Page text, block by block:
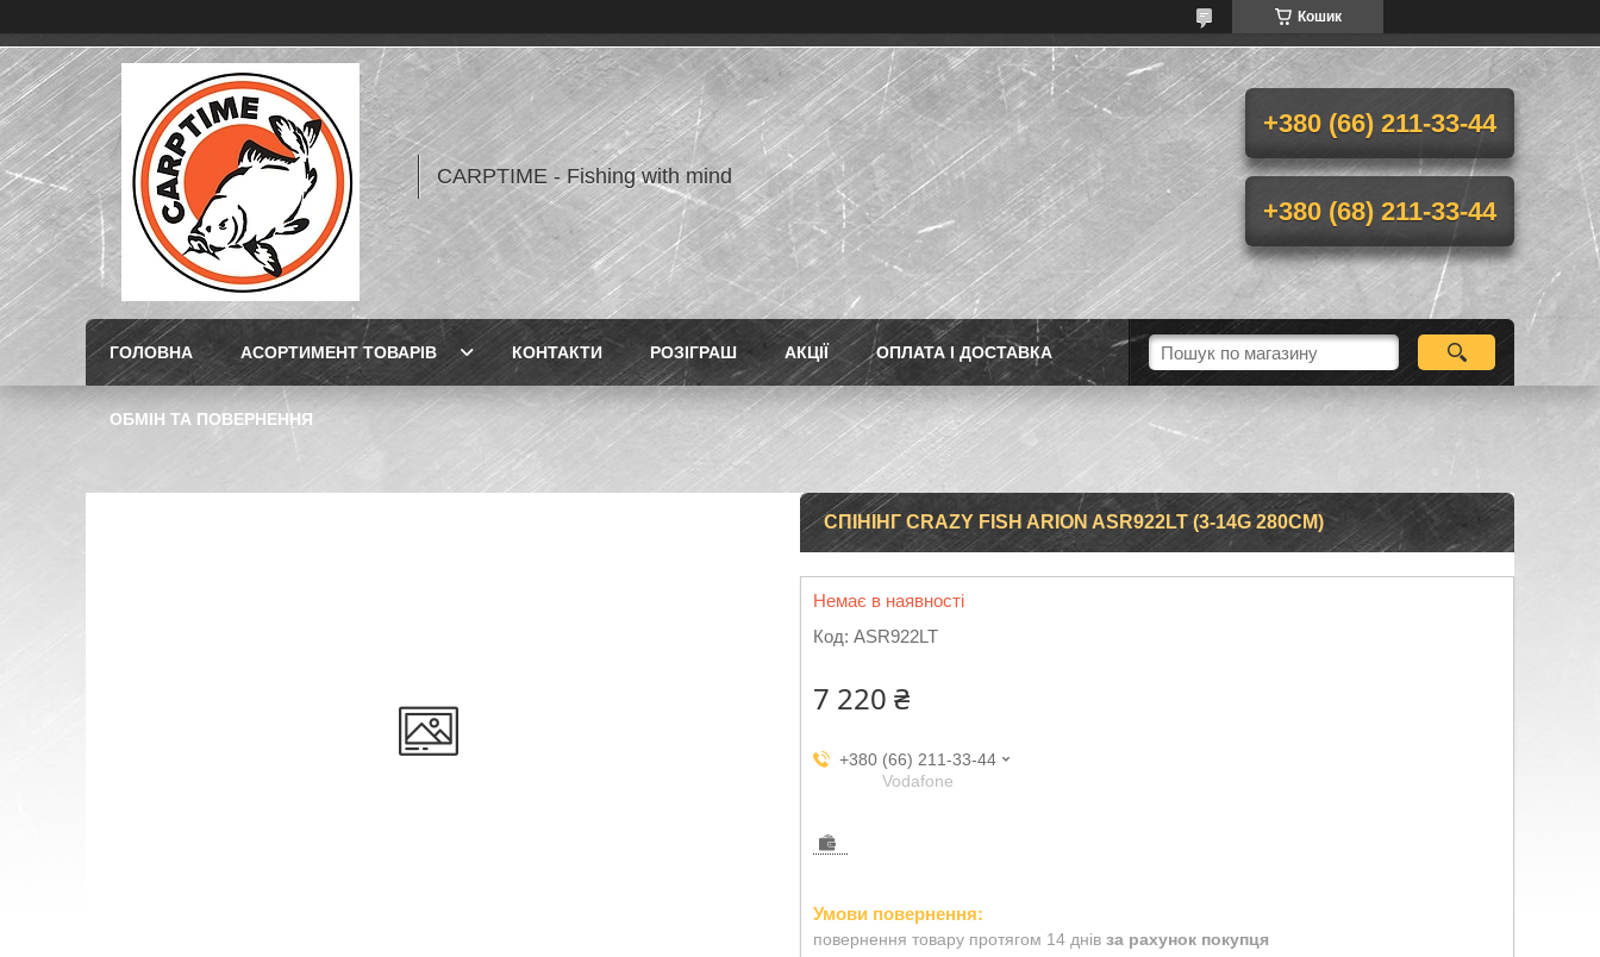
Кошик
CARPTIME - Fishing with mind
+380 (66) 211-33-44
+380 (68) 211-33-44
ГОЛОВНА АСОРТИМЕНТ ТОВАРІВ КОНТАКТИ РОЗІГРАШ АКЦІЇ ОПЛАТА І ДОСТАВКА
ОБМІН ТА ПОВЕРНЕННЯ
СПІНІНГ CRAZY FISH ARION ASR922LT (3-14G 280CM)
Немає в наявності
Код: ASR922LT
7 220 ₴
+380 (66) 211-33-44
Vodafone
повернення товару протягом 14 днів за рахунок покупця